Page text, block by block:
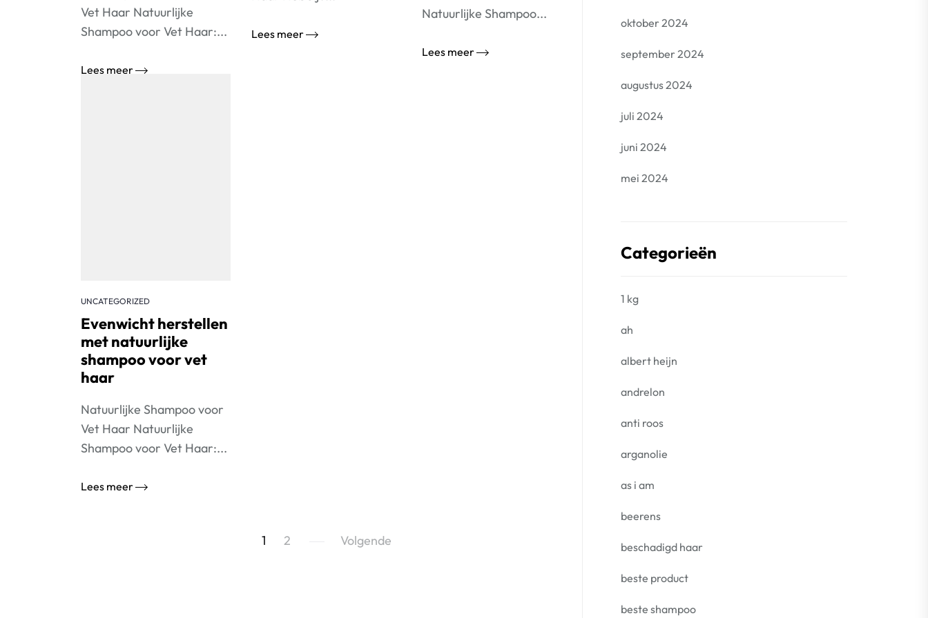
Vet Haar Natuurlijke
Shampoo voor Vet Haar:...
Lees meer
Lees meer
Natuurlijke Shampoo...
Lees meer
UNCATEGORIZED
Evenwicht herstellen
met natuurlijke
shampoo voor vet
haar
Natuurlijke Shampoo voor
Vet Haar Natuurlijke
Shampoo voor Vet Haar:...
Lees meer
1 2 Volgende
oktober 2024
september 2024
augustus 2024
juli 2024
juni 2024
mei 2024
Categorieën
1 kg
ah
albert heijn
andrelon
anti roos
arganolie
as i am
beerens
beschadigd haar
beste product
beste shampoo